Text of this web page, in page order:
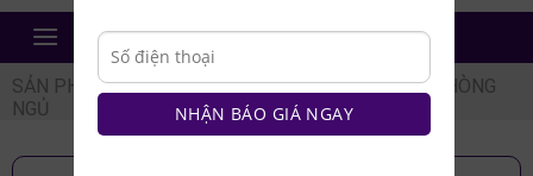
NỘI THẤT TRẺ 24H
SẢN PHẨM / NỘI THẤT PHÒNG NGỦ / COMBO PHÒNG
NGỦ
NHẬN BÁO GIÁ NGAY